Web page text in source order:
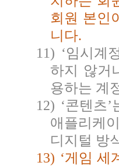
회원 본인
니다.
11) ‘임시계
하지 않거
용하는 계
12) ‘콘텐츠’
애플리케
디지털 방
13) ‘게임 세